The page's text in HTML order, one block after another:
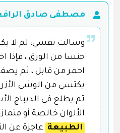
مصطفى صادق
وسالت نفسي: لم لا
جنسا من الورق ، فإذا
احمر من قابل ، ثم
يكتسي من الوشي
ثم يطلع في الديباج
الألوان خالصة أو
الطبيعة عاجزة عن